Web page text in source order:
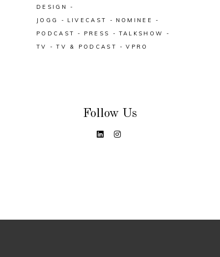
DESIGN
JOGG
LIVECAST
NOMINEE
PODCAST
PRESS
TALKSHOW
TV
TV & PODCAST VPRO
Follow Us